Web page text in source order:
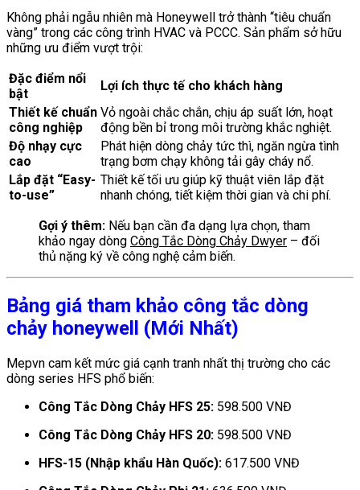
Không phải ngẫu nhiên mà Honeywell trở thành “tiêu chuẩn
vàng” trong các công trình HVAC và PCCC. Sản phẩm sở hữu
những ưu điểm vượt trội:
Đặc điểm nổi
bật
Lợi ích thực tế cho khách hàng
Thiết kế chuẩn
công nghiệp
Vỏ ngoài chắc chắn, chịu áp suất lớn, hoạt
động bền bỉ trong môi trường khắc nghiệt.
Độ nhạy cực
cao
Phát hiện dòng chảy tức thì, ngăn ngừa tình
trạng bơm chạy không tải gây cháy nổ.
Lắp đặt “Easy-
to-use”
Thiết kế tối ưu giúp kỹ thuật viên lắp đặt
nhanh chóng, tiết kiệm thời gian và chi phí.
Gợi ý thêm: Nếu bạn cần đa dạng lựa chọn, tham
khảo ngay dòng Công Tắc Dòng Chảy Dwyer – đối
thủ nặng ký về công nghệ cảm biến.
Bảng giá tham khảo công tắc dòng
chảy honeywell (Mới Nhất)
Mepvn cam kết mức giá cạnh tranh nhất thị trường cho các
dòng series HFS phổ biến:
Công Tắc Dòng Chảy HFS 25: 598.500 VNĐ
Công Tắc Dòng Chảy HFS 20: 598.500 VNĐ
HFS-15 (Nhập khẩu Hàn Quốc): 617.500 VNĐ